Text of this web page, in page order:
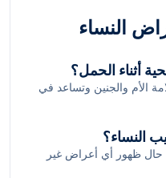
النساء
الأم والجنين وتساعد في
حال ظهور أي أعراض غير